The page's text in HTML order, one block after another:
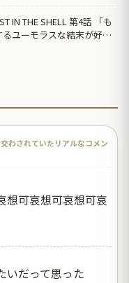
IN THE SHELL 第4話 「も
ユーモラスな結末が好
わされていたリアルなコメン
想可哀想可哀想可哀
いだって思った